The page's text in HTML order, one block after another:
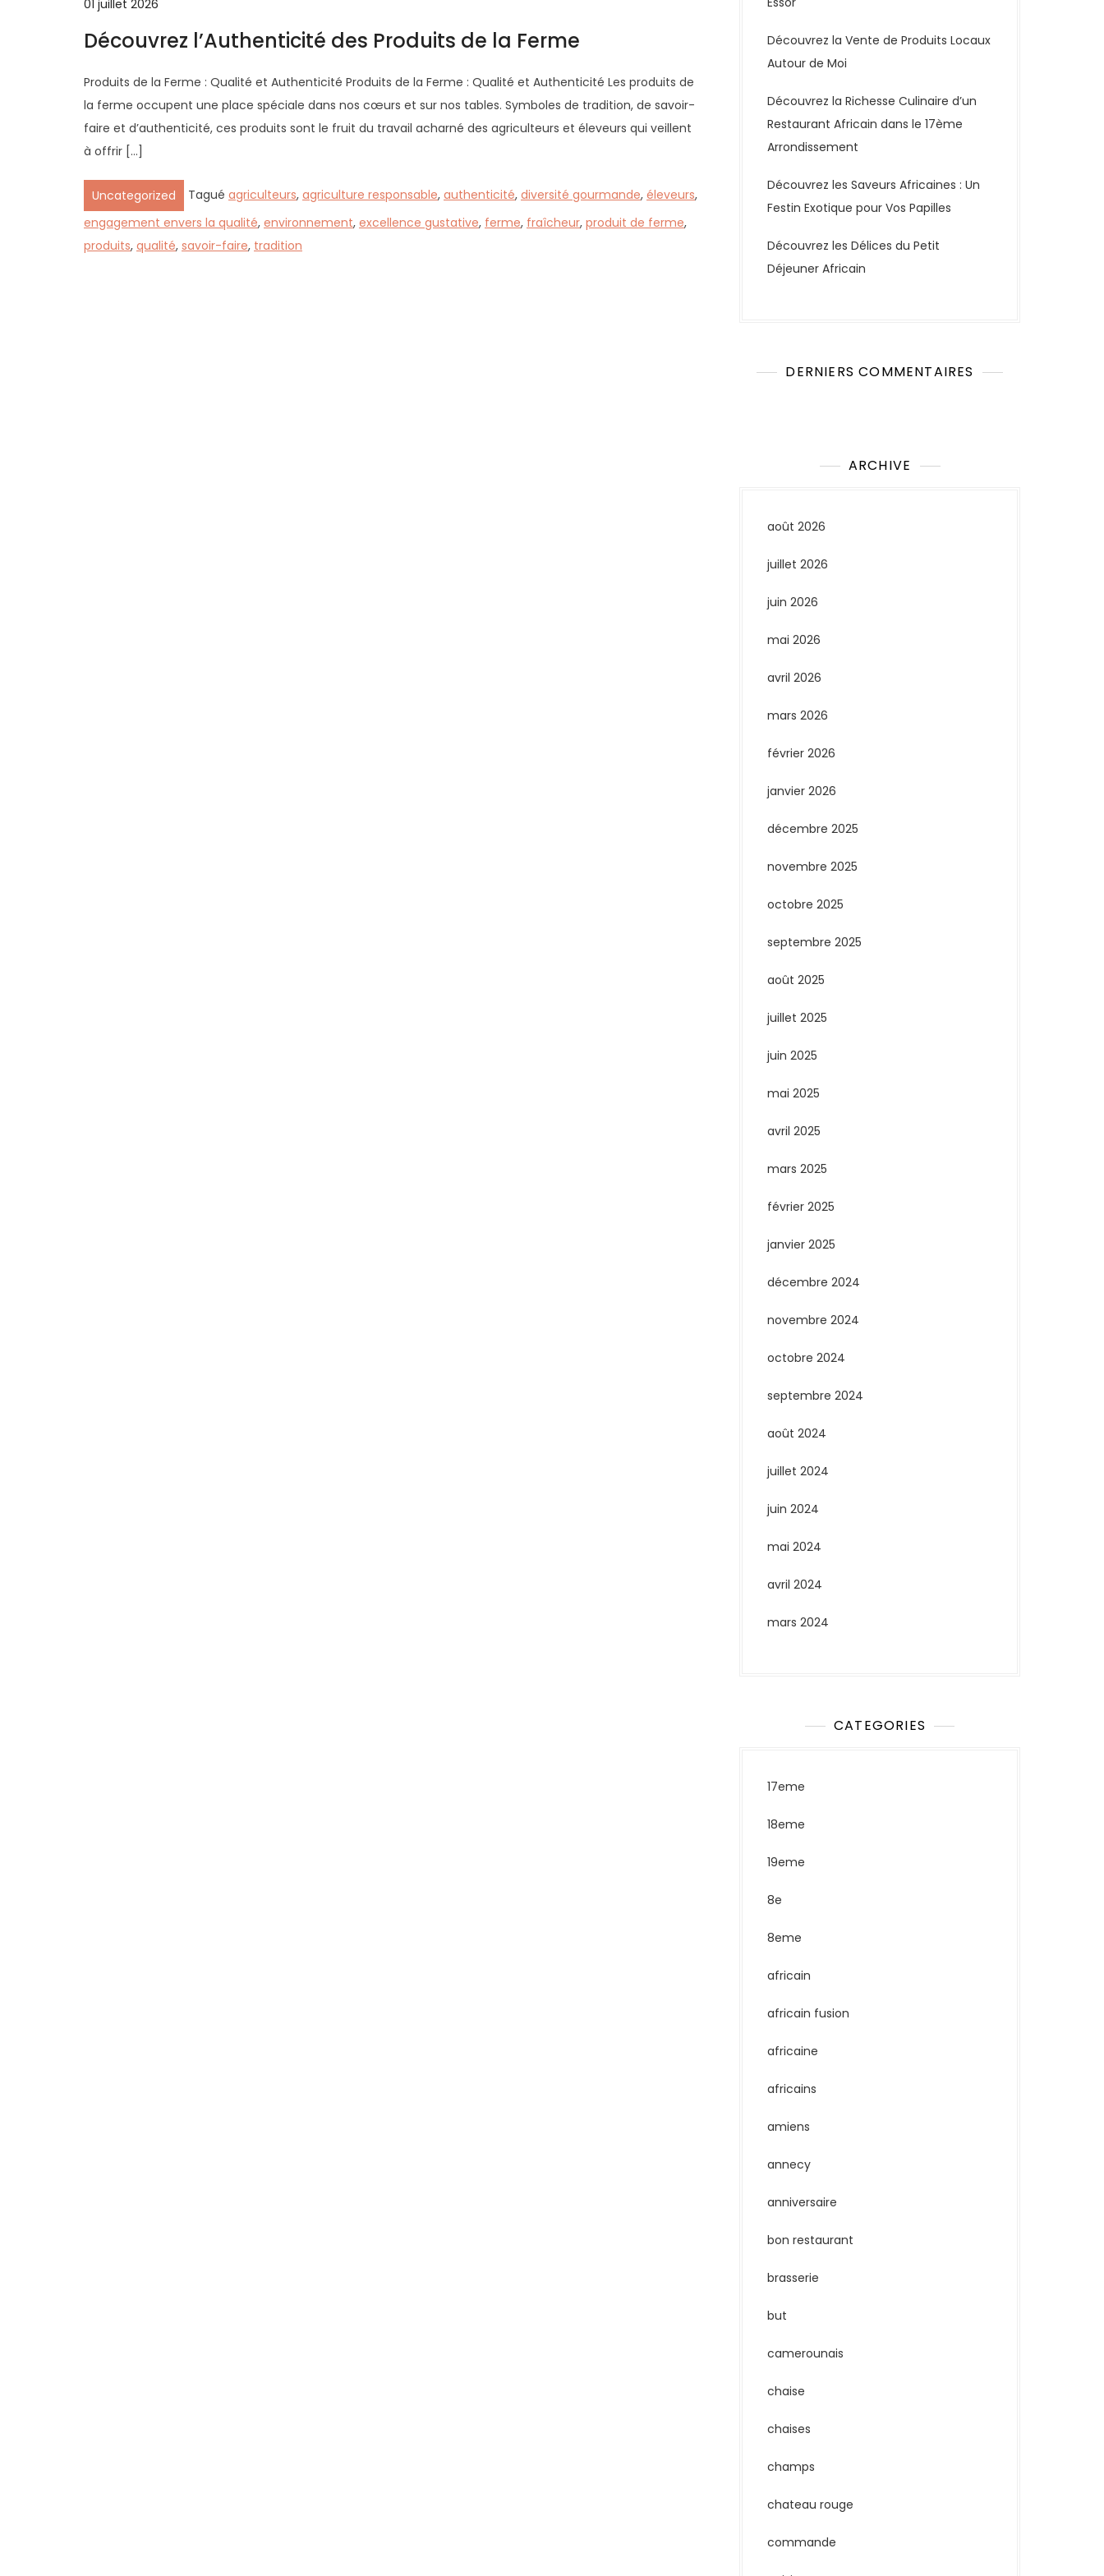
01 juillet 2026
Découvrez l’Authenticité des Produits de la Ferme
Produits de la Ferme : Qualité et Authenticité Produits de la Ferme : Qualité et Authenticité Les produits de
la ferme occupent une place spéciale dans nos cœurs et sur nos tables. Symboles de tradition, de savoir-
faire et d’authenticité, ces produits sont le fruit du travail acharné des agriculteurs et éleveurs qui veillent
à offrir […]
Uncategorized Tagué agriculteurs, agriculture responsable, authenticité, diversité gourmande, éleveurs,
engagement envers la qualité, environnement, excellence gustative, ferme, fraîcheur, produit de ferme,
produits, qualité, savoir-faire, tradition
Découvrez la Vente de Produits Locaux
Autour de Moi
Découvrez la Richesse Culinaire d’un
Restaurant Africain dans le 17ème
Arrondissement
Découvrez les Saveurs Africaines : Un
Festin Exotique pour Vos Papilles
Découvrez les Délices du Petit
Déjeuner Africain
DERNIERS COMMENTAIRES
ARCHIVE
août 2026
juillet 2026
juin 2026
mai 2026
avril 2026
mars 2026
février 2026
janvier 2026
décembre 2025
novembre 2025
octobre 2025
septembre 2025
août 2025
juillet 2025
juin 2025
mai 2025
avril 2025
mars 2025
février 2025
janvier 2025
décembre 2024
novembre 2024
octobre 2024
septembre 2024
août 2024
juillet 2024
juin 2024
mai 2024
avril 2024
mars 2024
CATEGORIES
17eme
18eme
19eme
8e
8eme
africain
africain fusion
africaine
africains
amiens
annecy
anniversaire
bon restaurant
brasserie
but
camerounais
chaise
chaises
champs
chateau rouge
commande